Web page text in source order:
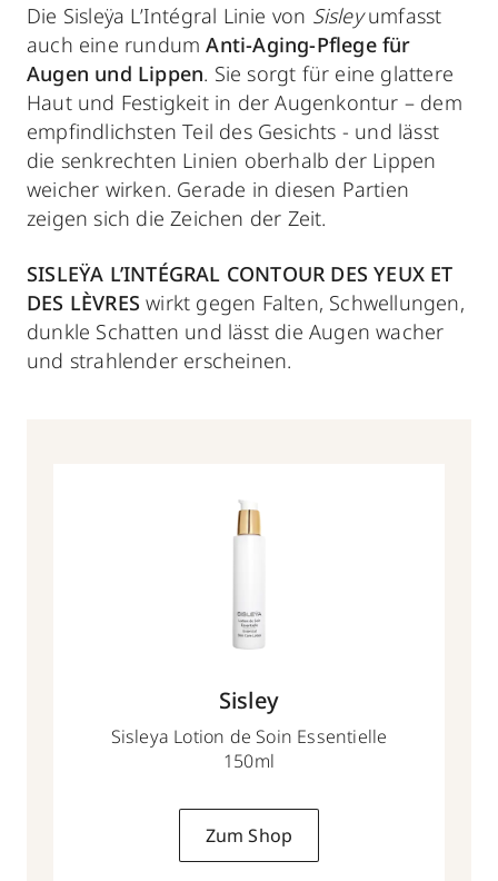
Die Sisleÿa L’Intégral Linie von Sisleyumfasst
auch eine rundumAnti-Aging-Pflege für
Augen und Lippen. Sie sorgt für eine glattere
Haut und Festigkeit in der Augenkontur – dem
empfindlichsten Teil des Gesichts - und lässt
die senkrechten Linien oberhalb der Lippen
weicher wirken. Gerade in diesen Partien
zeigen sich die Zeichen der Zeit.
SISLEŸA L’INTÉGRAL CONTOUR DES YEUX ET
DES LÈVRES wirkt gegen Falten, Schwellungen,
dunkle Schatten und lässt die Augen wacher
und strahlender erscheinen.
Sisley
Sisleya Lotion de Soin Essentielle
150ml
Zum Shop